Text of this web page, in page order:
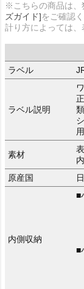
※こちらの商品は、
ズガイド]をご確認く
計り方によっては、
ラベル
ラベル説明
素材
原産国
内側収納
■
■